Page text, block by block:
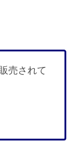
売されて